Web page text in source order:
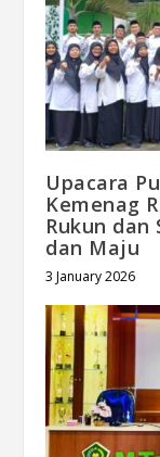
Upacara
Kemenag
Rukun dan
dan Maju
3 January 2026